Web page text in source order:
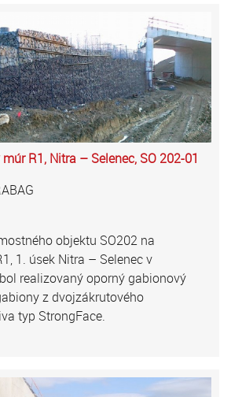
R1, Nitra – Selenec, SO 202-01
objektu SO202 na
1. úsek Nitra – Selenec v
realizovaný oporný gabionový
z dvojzákrutového
typ StrongFace.